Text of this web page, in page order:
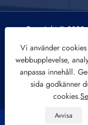
Copyright © 2022
APPLIANCE
luftkylningsfläkt.
Sitemap
Vi använder
webbupplevelse,
anpassa innehåll.
sida godkänner
cookies.
Avvisa